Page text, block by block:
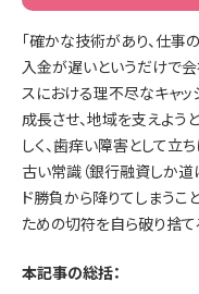
「確かな技術があり、仕事
入金が遅いというだけで
スにおける理不尽なキャ
成長させ、地域を支えよう
しく、歯痒い障害として立
古い常識（銀行融資しか道
ド勝負から降りてしまう
ための切符を自ら破り捨て
本記事の総括：